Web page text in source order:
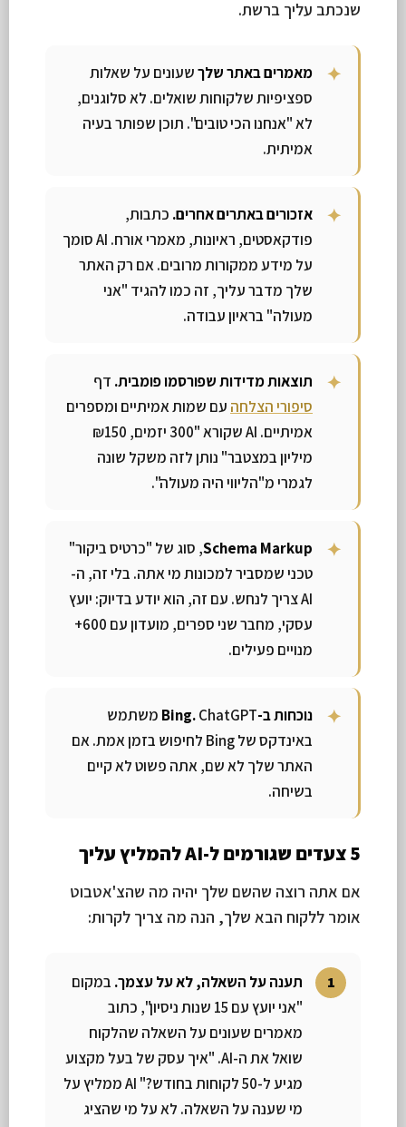
שנכתב עליך ברשת.
מאמרים באתר שלךשעונים על שאלות
ספציפיות שלקוחות שואלים. לא סלוגנים,
לא "אנחנו הכי טובים". תוכן שפותר בעיה
אמיתית.
אזכורים באתרים אחרים. כתבות,
פודקאסטים, ראיונות, מאמרי אורח. AI סומך
על מידע ממקורות מרובים. אם רק האתר
שלך מדבר עליך, זה כמו להגיד "אני
מעולה" בראיון עבודה.
תוצאות מדידות שפורסמו פומבית. דף
סיפורי הצלחה עם שמות אמיתיים ומספרים
אמיתיים. AI שקורא "300 יזמים, ₪150
מיליון במצטבר" נותן לזה משקל שונה
לגמרי מ"הליווי היה מעולה".
Schema Markup, סוג של "כרטיס ביקור"
טכני שמסביר למכונות מי אתה. בלי זה, ה-
AI צריך לנחש. עם זה, הוא יודע בדיוק: יועץ
עסקי, מחבר שני ספרים, מועדון עם 600+
מנויים פעילים.
נוכחות ב-Bing.
ChatGPT משתמש
באינדקס של Bing לחיפוש בזמן אמת. אם
האתר שלך לא שם, אתה פשוט לא קיים
בשיחה.
5 צעדים שגורמים ל-AI להמליץ עליך
אם אתה רוצה שהשם שלך יהיה מה שהצ'אטבוט
אומר ללקוח הבא שלך, הנה מה צריך לקרות:
תענה על השאלה, לא על עצמך. במקום
"אני יועץ עם 15 שנות ניסיון", כתוב
מאמרים שעונים על השאלה שהלקוח
שואל את ה-AI. "איך עסק של בעל מקצוע
מגיע ל-50 לקוחות בחודש?" AI ממליץ על
מי שענה על השאלה. לא על מי שהציג